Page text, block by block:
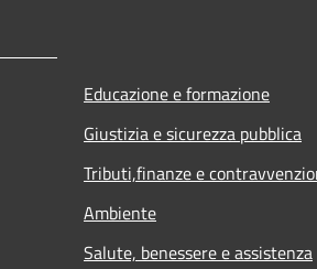
Educazione e formazione
Giustizia e sicurezza pubblica
Tributi,finanze e
Ambiente
Salute, benessere e assistenza